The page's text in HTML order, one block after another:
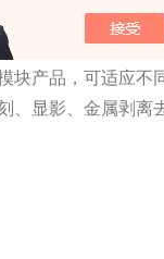
紧跟行业技术发展
机、匀胶显影一
产品，可适应不
、显影、金属剥离